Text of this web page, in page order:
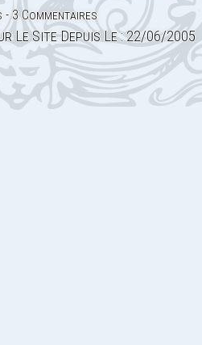
- 3 Commentaires
Le Site Depuis Le : 22/06/2005